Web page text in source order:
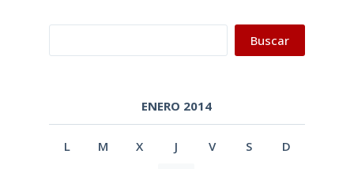
Buscar
ENERO 2014
L M X J V S D